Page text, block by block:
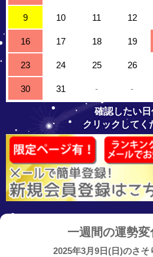
9 10 11 12
16 17 18 19
23 24 25 26
30 31 - -
確認したい
クリックしてく
一週間の運勢
2025年3月9日(日)のさそ